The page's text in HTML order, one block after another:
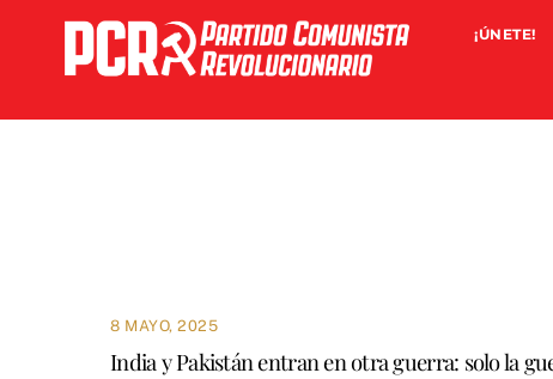
content
¡ÚNETE!
8 MAYO, 2025
India y Pakistán entran en otra guerra: solo la